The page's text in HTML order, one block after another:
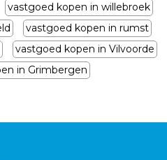
vastgoed kopen in willebroek
vastgoed kopen in rumst
vastgoed kopen in Vilvoorde
in Grimbergen